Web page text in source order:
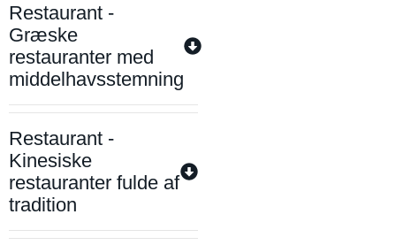
Restaurant -
Græske
restauranter med
middelhavsstemning
Restaurant -
Kinesiske
restauranter fulde af
tradition